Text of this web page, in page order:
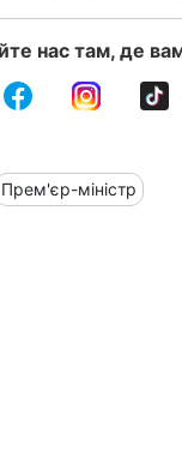
нас там, де
Прем'єр-міністр